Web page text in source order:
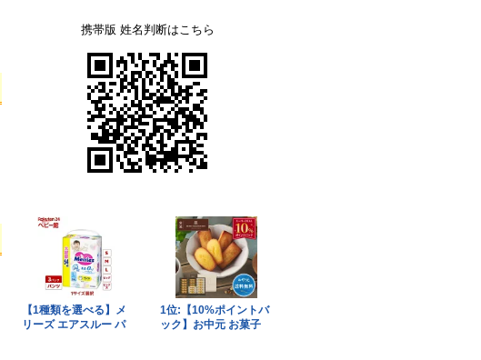
携帯版 姓名判断はこちら